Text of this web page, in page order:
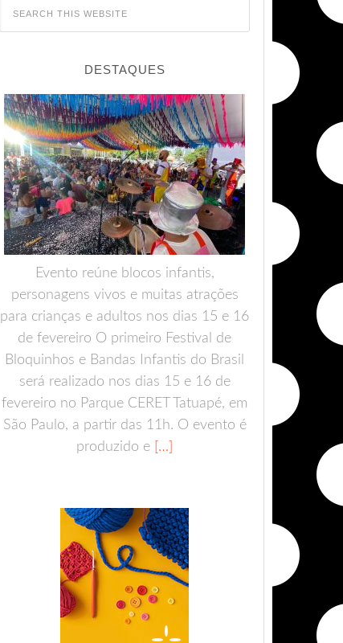
DESTAQUES
Evento reúne blocos infantis,
personagens vivos e muitas atrações
para crianças e adultos nos dias 15 e 16
de fevereiro O primeiro Festival de
Bloquinhos e Bandas Infantis do Brasil
será realizado nos dias 15 e 16 de
fevereiro no Parque CERET Tatuapé, em
São Paulo, a partir das 11h. O evento é
produzido e […]